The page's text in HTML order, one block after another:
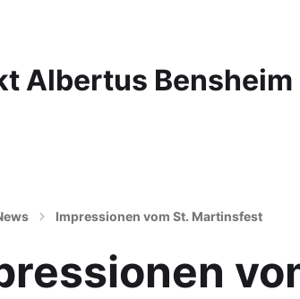
Albertus Bensheim
Impressionen vom St. Martinsfest